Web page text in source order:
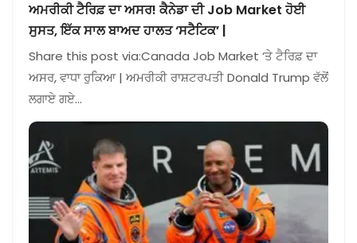
ਅਮਰੀਕੀ ਟੈਰਿਫ਼ ਦਾ ਅਸਰ! ਕੈਨੇਡਾ ਦੀ Job Market ਹੋਈ
ਸੁਸਤ, ਇੱਕ ਸਾਲ ਬਾਅਦ ਹਾਲਤ ‘ਸਟੈਟਿਕ’ |
Share this post via:Canada Job Market ‘ਤੇ ਟੈਰਿਫ਼ ਦਾ
ਅਸਰ, ਵਾਧਾ ਰੁਕਿਆ | ਅਮਰੀਕੀ ਰਾਸ਼ਟਰਪਤੀ Donald Trump ਵੱਲੋਂ
ਲਗਾਏ ਗਏ…